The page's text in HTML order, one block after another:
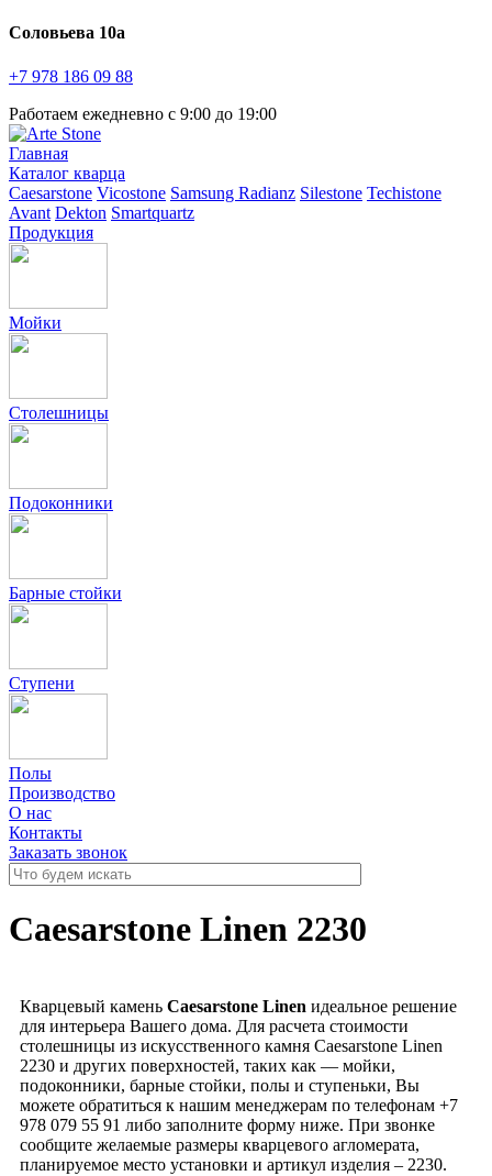
Соловьева 10а
+7 978 186 09 88
Работаем ежедневно с 9:00 до 19:00
Главная
Каталог кварца
Caesarstone Vicostone Samsung Radianz Silestone Techistone
Avant Dekton Smartquartz
Продукция
Мойки
Столешницы
Подоконники
Барные стойки
Ступени
Полы
Производство
О нас
Контакты
Заказать звонок
Caesarstone Linen 2230
Кварцевый камень Caesarstone Linen идеальное решение
для интерьера Вашего дома. Для расчета стоимости
столешницы из искусственного камня Caesarstone Linen
2230 и других поверхностей, таких как — мойки,
подоконники, барные стойки, полы и ступеньки, Вы
можете обратиться к нашим менеджерам по телефонам +7
978 079 55 91 либо заполните форму ниже. При звонке
сообщите желаемые размеры кварцевого агломерата,
планируемое место установки и артикул изделия – 2230.